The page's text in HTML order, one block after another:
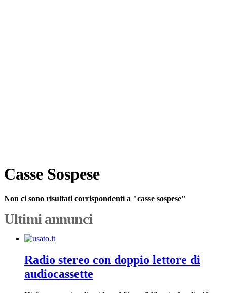
Casse Sospese
Non ci sono risultati corrispondenti a "casse sospese"
Ultimi annunci
Radio stereo con doppio lettore di
audiocassette